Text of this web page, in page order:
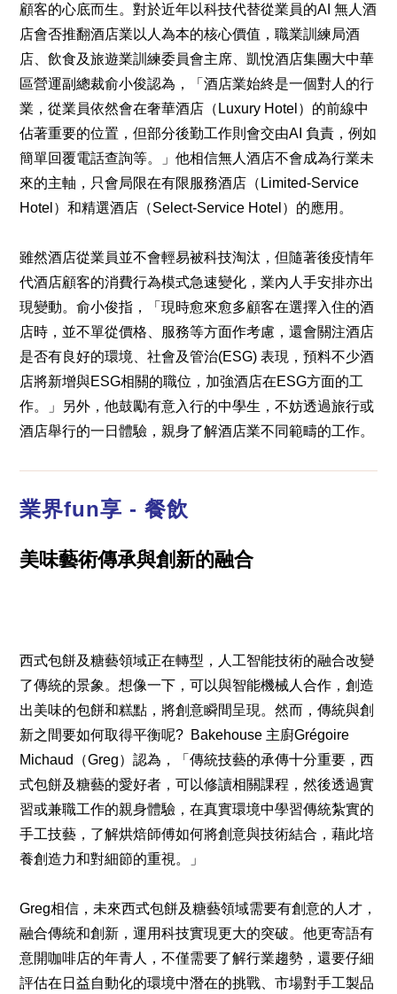
顧客的心底而生。對於近年以科技代替從業員的AI 無人酒
店會否推翻酒店業以人為本的核心價值，職業訓練局酒
店、飲食及旅遊業訓練委員會主席、凱悅酒店集團大中華
區營運副總裁俞小俊認為，「酒店業始終是一個對人的行
業，從業員依然會在奢華酒店（Luxury Hotel）的前線中
佔著重要的位置，但部分後勤工作則會交由AI 負責，例如
簡單回覆電話查詢等。」他相信無人酒店不會成為行業未
來的主軸，只會局限在有限服務酒店（Limited-Service
Hotel）和精選酒店（Select-Service Hotel）的應用。
雖然酒店從業員並不會輕易被科技淘汰，但隨著後疫情年
代酒店顧客的消費行為模式急速變化，業內人手安排亦出
現變動。俞小俊指，「現時愈來愈多顧客在選擇入住的酒
店時，並不單從價格、服務等方面作考慮，還會關注酒店
是否有良好的環境、社會及管治(ESG) 表現，預料不少酒
店將新增與ESG相關的職位，加強酒店在ESG方面的工
作。」另外，他鼓勵有意入行的中學生，不妨透過旅行或
酒店舉行的一日體驗，親身了解酒店業不同範疇的工作。
業界fun享 - 餐飲
美味藝術傳承與創新的融合
西式包餅及糖藝領域正在轉型，人工智能技術的融合改變
了傳統的景象。想像一下，可以與智能機械人合作，創造
出美味的包餅和糕點，將創意瞬間呈現。然而，傳統與創
新之間要如何取得平衡呢? Bakehouse 主廚Grégoire
Michaud（Greg）認為，「傳統技藝的承傳十分重要，西
式包餅及糖藝的愛好者，可以修讀相關課程，然後透過實
習或兼職工作的親身體驗，在真實環境中學習傳統紮實的
手工技藝，了解烘焙師傅如何將創意與技術結合，藉此培
養創造力和對細節的重視。」
Greg相信，未來西式包餅及糖藝領域需要有創意的人才，
融合傳統和創新，運用科技實現更大的突破。他更寄語有
意開咖啡店的年青人，不僅需要了解行業趨勢，還要仔細
評估在日益自動化的環境中潛在的挑戰、市場對手工製品